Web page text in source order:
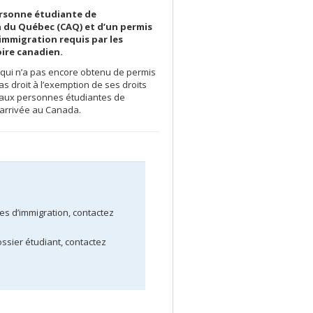
étudiante de
Québec (CAQ) et d’un permis
requis par les
canadien.
n’a pas encore obtenu de permis
droit à l’exemption de ses droits
personnes étudiantes de
au Canada.
d’immigration, contactez
étudiant, contactez